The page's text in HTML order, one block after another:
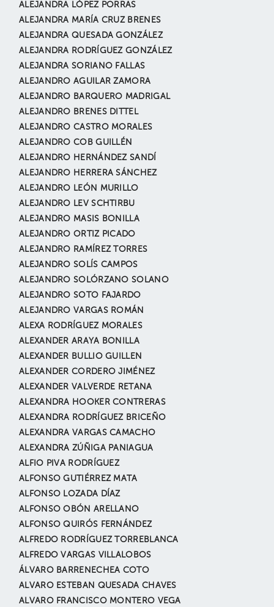
ALEJANDRA LÓPEZ PORRAS
ALEJANDRA MARÍA CRUZ BRENES
ALEJANDRA QUESADA GONZÁLEZ
ALEJANDRA RODRÍGUEZ GONZÁLEZ
ALEJANDRA SORIANO FALLAS
ALEJANDRO AGUILAR ZAMORA
ALEJANDRO BARQUERO MADRIGAL
ALEJANDRO BRENES DITTEL
ALEJANDRO CASTRO MORALES
ALEJANDRO COB GUILLÉN
ALEJANDRO HERNÁNDEZ SANDÍ
ALEJANDRO HERRERA SÁNCHEZ
ALEJANDRO LEÓN MURILLO
ALEJANDRO LEV SCHTIRBU
ALEJANDRO MASIS BONILLA
ALEJANDRO ORTIZ PICADO
ALEJANDRO RAMÍREZ TORRES
ALEJANDRO SOLÍS CAMPOS
ALEJANDRO SOLÓRZANO SOLANO
ALEJANDRO SOTO FAJARDO
ALEJANDRO VARGAS ROMÁN
ALEXA RODRÍGUEZ MORALES
ALEXANDER ARAYA BONILLA
ALEXANDER BULLIO GUILLEN
ALEXANDER CORDERO JIMÉNEZ
ALEXANDER VALVERDE RETANA
ALEXANDRA HOOKER CONTRERAS
ALEXANDRA RODRÍGUEZ BRICEÑO
ALEXANDRA VARGAS CAMACHO
ALEXANDRA ZÚÑIGA PANIAGUA
ALFIO PIVA RODRÍGUEZ
ALFONSO GUTIÉRREZ MATA
ALFONSO LOZADA DÍAZ
ALFONSO OBÓN ARELLANO
ALFONSO QUIRÓS FERNÁNDEZ
ALFREDO RODRÍGUEZ TORREBLANCA
ALFREDO VARGAS VILLALOBOS
ÁLVARO BARRENECHEA COTO
ALVARO ESTEBAN QUESADA CHAVES
ALVARO FRANCISCO MONTERO VEGA